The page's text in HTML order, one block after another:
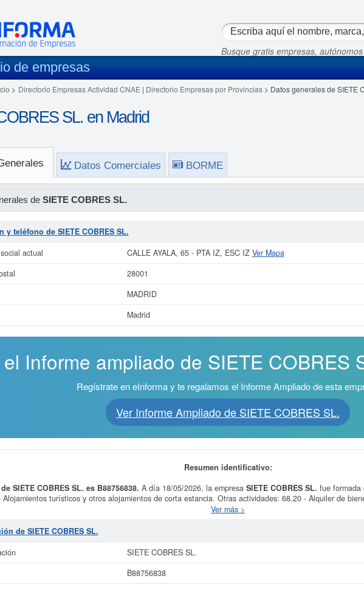
Busque gratis empresas,
de empresas
> Directorio Empresas Actividad CNAE | Directorio Empresas por Provincias> Datos generales de SIETE
SL. en Madrid
Datos Comerciales BORME
de SIETE COBRES SL.
y teléfono de SIETE COBRES SL.
actual
CALLE AYALA, 65 - PTA IZ, ESC IZ Ver Mapa
28001
MADRID
Madrid
el Informe ampliado de SIETE COBRES
Regístrate en eInforma y te regalamos el Informe Ampliado de esta
Ver Informe Ampliado de SIETE COBRES SL.
Resumen identificativo:
SIETE COBRES SL. es B88756838. A día 18/05/2026, la empresa SIETE COBRES SL. fue formada
Alojamientos turísticos y otros alojamientos de corta estancia. Otras actividades: 68.20 - Alquiler de
de bienes inmobiliarios por cuenta propia, 68.12 - Promoción inmobiliaria. Si alguna de las
5520 - Alojamientos turísticos y otros alojamientos de corta estancia. En la clasificación SIC, la empresa
Esta empresa se ha consultado en eInforma un total de 3 veces. La última consulta ha sido
rango de 3.100 a 60.000 €. Esta empresa ha publicado 3 actos en el BORME y se dió de alta en el
interesado en conocer más datos de la empresa SIETE COBRES SL. puede
Ver más >
de SIETE COBRES SL.
SIETE COBRES SL.
B88756838